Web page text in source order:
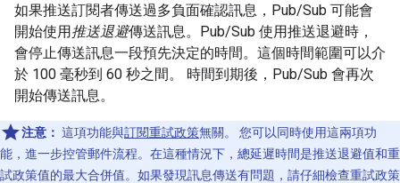
如果推送訂閱者傳送過多負面確認訊息，Pub/Sub 可能會
開始使用推送退避傳送訊息。Pub/Sub 使用推送退避時，
會停止傳送訊息一段預先決定的時間。這個時間範圍可以介
於 100 毫秒到 60 秒之間。 時間到期後，Pub/Sub 會再次
開始傳送訊息。
注意： 這項功能與訂閱重試政策無關。 您可以同時使用這兩項功
能，進一步控管郵件流程。在這種情況下，總延遲時間是推送退避值和重
試政策值的最大合併值。如果發現訊息傳送有問題，請仔細檢查重試政策